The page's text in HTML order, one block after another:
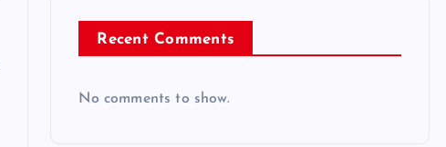
Recent Comments
No comments to show.